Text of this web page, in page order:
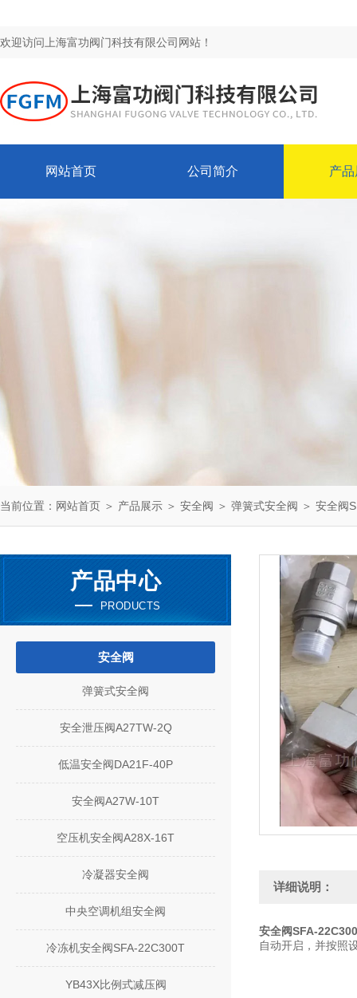
欢迎访问上海富功阀门科技有限公司网站！
网站首页 公司简介 产
当前位置： 网站首页 ＞ 产品展示 ＞ 安全阀 ＞ 弹簧式安全阀 ＞ 安全阀
产品中心
PRODUCTS
安全阀
弹簧式安全阀
安全泄压阀A27TW-2Q
低温安全阀DA21F-40P
安全阀A27W-10T
空压机安全阀A28X-16T
冷凝器安全阀
中央空调机组安全阀
冷冻机安全阀SFA-22C300T
YB43X比例式减压阀
详细说明：
安全阀SFA-
自动开启，并按照